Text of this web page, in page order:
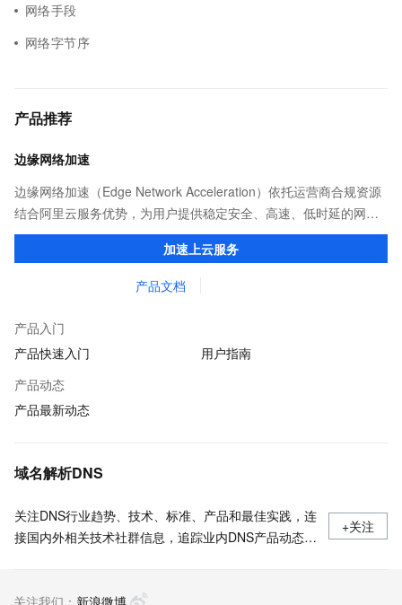
网络手段
网络字节序
产品推荐
边缘网络加速
边缘网络加速（Edge Network Acceleration）依托运营商合规资源
结合阿里云服务优势，为用户提供稳定安全、高速、低时延的网络
传输，解决客户不同站点的连接、组网、数据安全传输、业务质量
加速上云服务
产品文档
产品入门
产品快速入门
用户指南
产品动态
产品最新动态
域名解析DNS
关注DNS行业趋势、技术、标准、产品和最佳实践，连
接国内外相关技术社群信息，追踪业内DNS产品动态，
+关注
关注我们： 新浪微博